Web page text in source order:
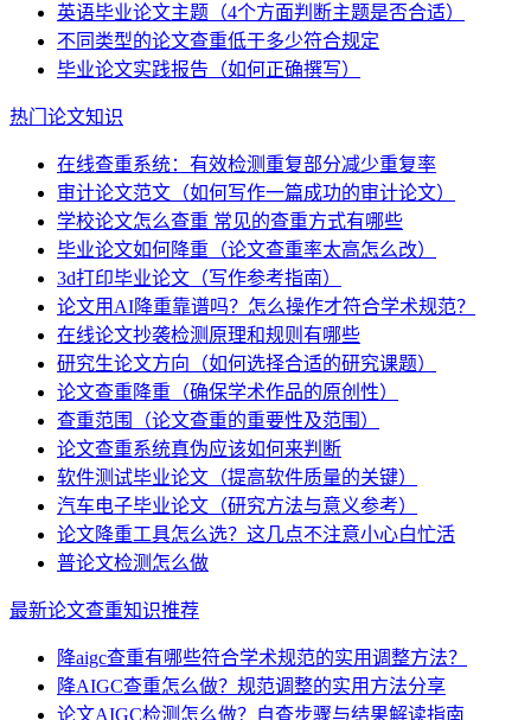
英语毕业论文主题（4个方面判断主题是否合适）
不同类型的论文查重低于多少符合规定
毕业论文实践报告（如何正确撰写）
热门论文知识
在线查重系统：有效检测重复部分减少重复率
审计论文范文（如何写作一篇成功的审计论文）
学校论文怎么查重 常见的查重方式有哪些
毕业论文如何降重（论文查重率太高怎么改）
3d打印毕业论文（写作参考指南）
论文用AI降重靠谱吗？怎么操作才符合学术规范？
在线论文抄袭检测原理和规则有哪些
研究生论文方向（如何选择合适的研究课题）
论文查重降重（确保学术作品的原创性）
查重范围（论文查重的重要性及范围）
论文查重系统真伪应该如何来判断
软件测试毕业论文（提高软件质量的关键）
汽车电子毕业论文（研究方法与意义参考）
论文降重工具怎么选？这几点不注意小心白忙活
普论文检测怎么做
最新论文查重知识推荐
降aigc查重有哪些符合学术规范的实用调整方法？
降AIGC查重怎么做？规范调整的实用方法分享
论文AIGC检测怎么做？自查步骤与结果解读指南